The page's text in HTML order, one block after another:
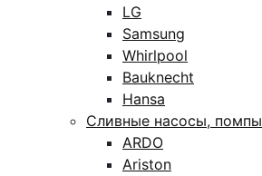
LG
Samsung
Whirlpool
Bauknecht
Hansa
Сливные насосы, помпы
ARDO
Ariston